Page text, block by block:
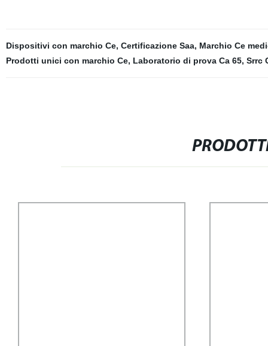
Dispositivi con marchio Ce, Certificazione Saa, Marchio Ce
Prodotti unici con marchio Ce, Laboratorio di prova Ca 65, Srrc